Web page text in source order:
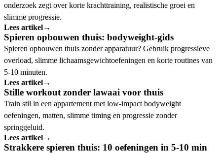
onderzoek zegt over korte krachttraining, realistische groei en
slimme progressie.
Lees artikel→
Spieren opbouwen thuis: bodyweight-gids
Spieren opbouwen thuis zonder apparatuur? Gebruik progressieve
overload, slimme lichaamsgewichtoefeningen en korte routines van
5-10 minuten.
Lees artikel→
Stille workout zonder lawaai voor thuis
Train stil in een appartement met low-impact bodyweight
oefeningen, matten, slimme timing en progressie zonder
springgeluid.
Lees artikel→
Strakkere spieren thuis: 10 oefeningen in 5-10 min